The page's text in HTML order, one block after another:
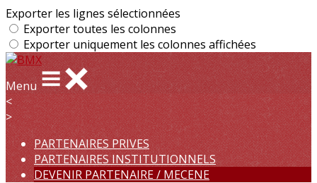
Exporter les lignes sélectionnées
Exporter toutes les colonnes
Exporter uniquement les colonnes affichées
Menu
<
>
PARTENAIRES PRIVES
PARTENAIRES INSTITUTIONNELS
DEVENIR PARTENAIRE / MECENE